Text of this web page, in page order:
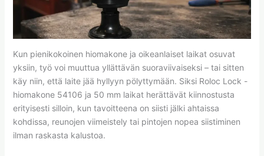
Kun pienikokoinen hiomakone ja oikeanlaiset laikat osuvat
yksiin, työ voi muuttua yllättävän suoraviivaiseksi – tai sitten
käy niin, että laite jää hyllyyn pölyttymään. Siksi Roloc Lock -
hiomakone 54106 ja 50 mm laikat herättävät kiinnostusta
erityisesti silloin, kun tavoitteena on siisti jälki ahtaissa
kohdissa, reunojen viimeistely tai pintojen nopea siistiminen
ilman raskasta kalustoa.